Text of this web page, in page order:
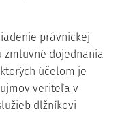
právnickej
zmluvné dojednania
účelom je
veriteľa v
dlžníkovi